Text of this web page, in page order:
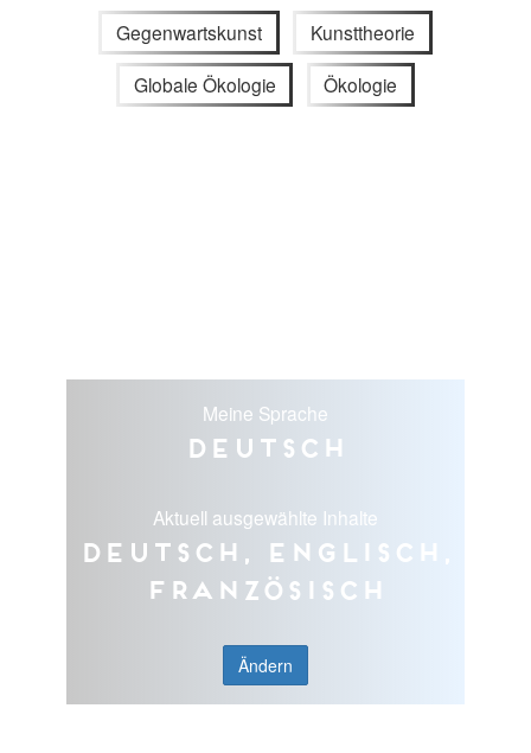
Gegenwartskunst Kunsttheorie
Globale Ökologie Ökologie
Meine Sprache
Deutsch
Aktuell ausgewählte Inhalte
Deutsch, Englisch,
Französisch
Ändern